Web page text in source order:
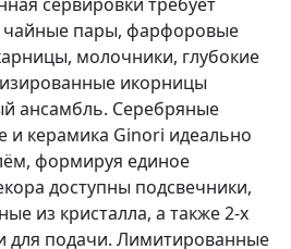
сервировки требует
чайные пары, фарфоровые
молочники, глубокие
икорницы
ансамбль. Серебряные
и керамика Ginori идеально
формируя единое
доступны подсвечники,
из кристалла, а также 2-х
для подачи. Лимитированные